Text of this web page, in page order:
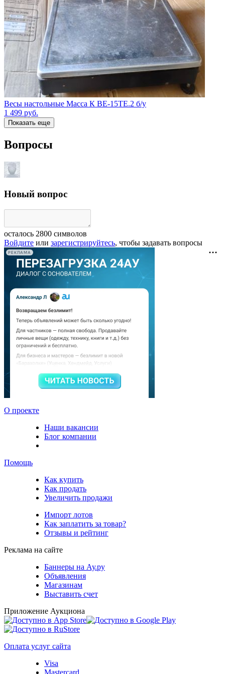
Весы настольные Масса К ВЕ-15ТЕ.2 б/у
1 499 руб.
Показать еще
Вопросы
Новый вопрос
осталось 2800 символов
Войдите или зарегистрируйтесь, чтобы задавать вопросы
РЕКЛАМА
О проекте
Наши вакансии
Блог компании
Помощь
Как купить
Как продать
Увеличить продажи
Импорт лотов
Как заплатить за товар?
Отзывы и рейтинг
Реклама на сайте
Баннеры на Ау.ру
Объявления
Магазинам
Выставить счет
Приложение Аукциона
Оплата услуг сайта
Visa
Mastercard